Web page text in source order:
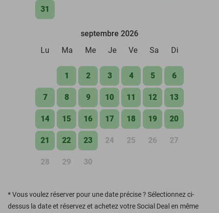
31
septembre 2026
Lu
Ma Me Je Ve Sa Di
1 2 3 4 5 6
7 8 9 10 11 12 13
14 15 16 17 18 19 20
21 22 23 24 25 26 27
28 29 30
*Vous voulez réserver pour une date précise ? Sélectionnez ci-
dessus la date et réservez et achetez votre Social Deal en même